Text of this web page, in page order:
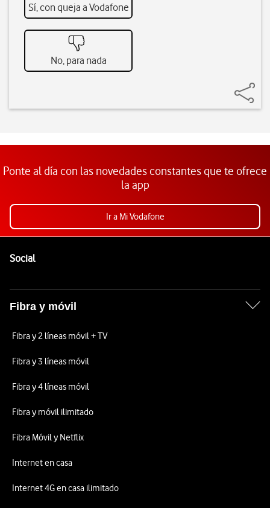
Sí, con queja a Vodafone
No, para nada
Ponte al día con las novedades constantes que te ofrece
la app
Ir a Mi Vodafone
SocialEnlaces a las redes sociales de Vodafone
Fibra y móvil
Fibra y 2 líneas móvil + TV
Fibra y 3 líneas móvil
Fibra y 4 líneas móvil
Fibra y móvil ilimitado
Fibra Móvil y Netflix
Internet en casa
Internet 4G en casa ilimitado